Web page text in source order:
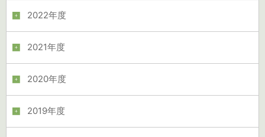
2022年度
2021年度
2020年度
2019年度